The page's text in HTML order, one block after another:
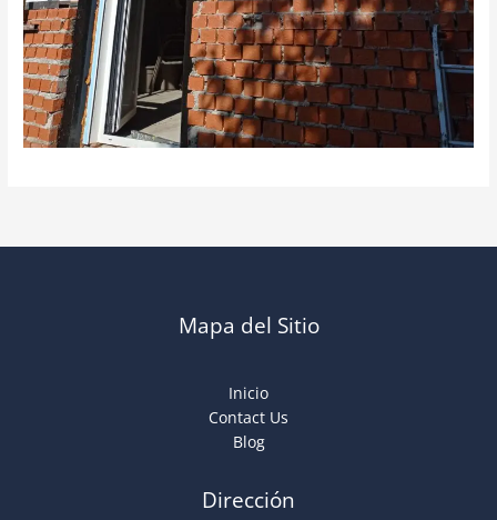
Mapa del Sitio
Inicio
Contact Us
Blog
Dirección